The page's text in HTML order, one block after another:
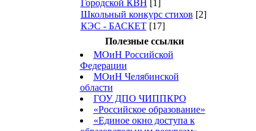
Городской КВН [1]
Школьный конкурс стихов [2]
КЭС - БАСКЕТ [17]
Полезные ссылки
МОиН Российской
Федерации
МОиН Челябинской
области
ГОУ ДПО ЧИППКРО
«Российское образование»
«Единое окно доступа к